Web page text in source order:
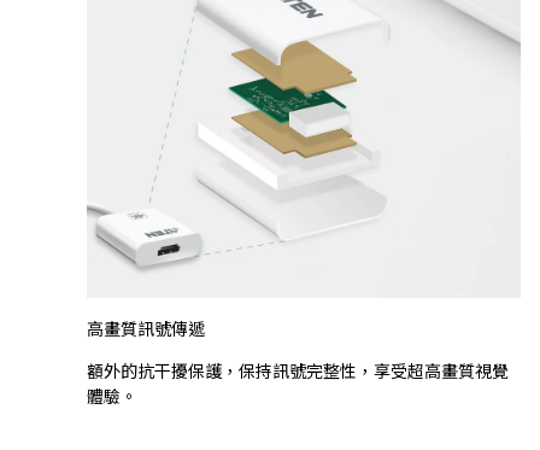
高畫質訊號傳遞
額外的抗干擾保護，保持訊號完整性，享受超高畫質視覺
體驗。